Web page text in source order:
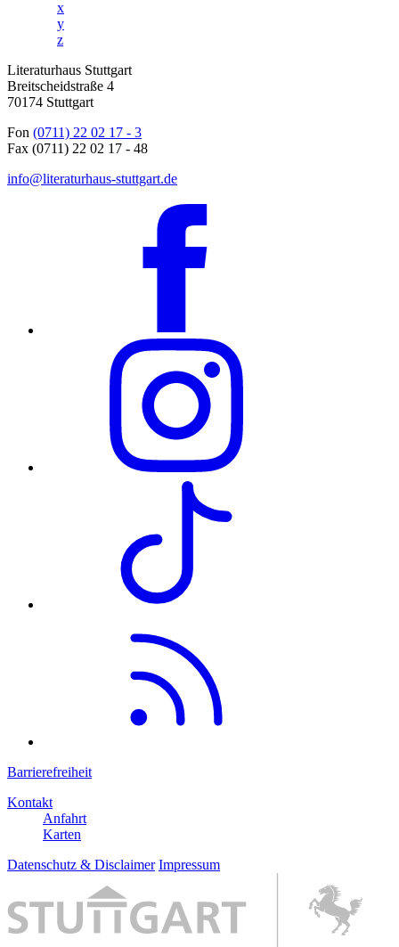
x
y
z
Literaturhaus Stuttgart
Breitscheidstraße 4
70174 Stuttgart
Fon (0711) 22 02 17 - 3
Fax (0711) 22 02 17 - 48
info@literaturhaus-stuttgart.de
Barrierefreiheit
Kontakt
Anfahrt
Karten
Datenschutz & Disclaimer Impressum